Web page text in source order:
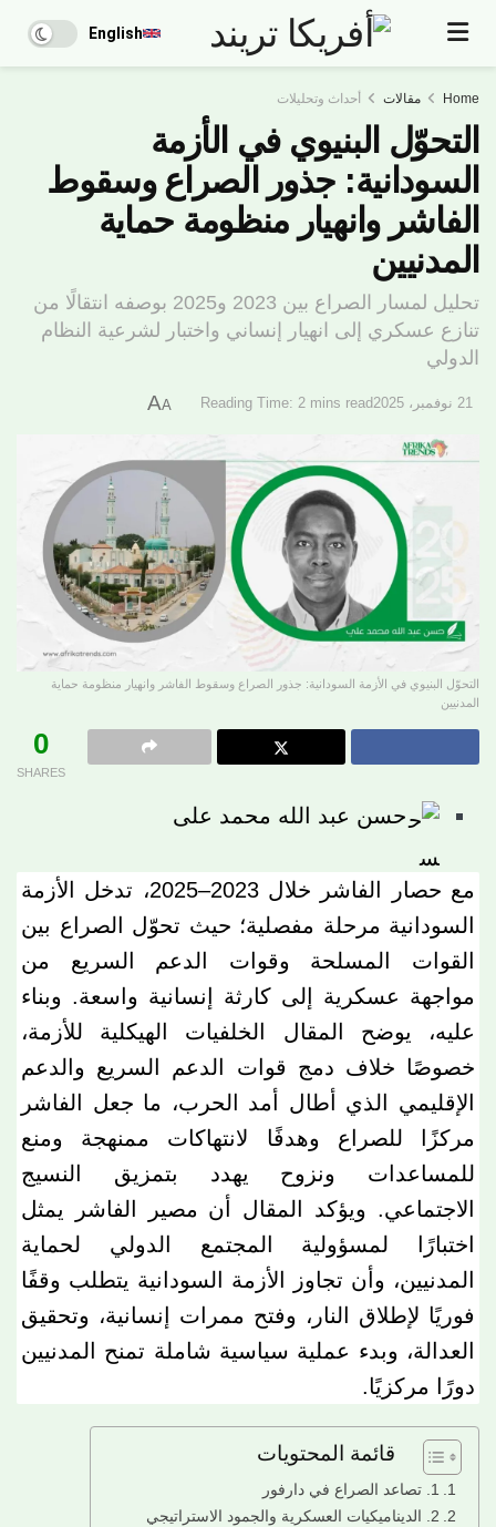
English
Home مقالات أحداث وتحليلات
التحوّل البنيوي في الأزمة
السودانية: جذور الصراع وسقوط
الفاشر وانهيار منظومة حماية
المدنيين
تحليل لمسار الصراع بين 2023 و2025 بوصفه انتقالًا من
تنازع عسكري إلى انهيار إنساني واختبار لشرعية النظام
الدولي
21 نوفمبر، 2025 Reading Time: 2 mins read
A
A
التحوّل البنيوي في الأزمة السودانية: جذور الصراع وسقوط الفاشر وانهيار منظومة حماية
المدنيين
0
SHARES
حسن عبد الله محمد على
مع حصار الفاشر خلال 2023–2025، تدخل الأزمة
السودانية مرحلة مفصلية؛ حيث تحوّل الصراع بين
القوات المسلحة وقوات الدعم السريع من
مواجهة عسكرية إلى كارثة إنسانية واسعة. وبناء
عليه، يوضح المقال الخلفيات الهيكلية للأزمة،
خصوصًا خلاف دمج قوات الدعم السريع والدعم
الإقليمي الذي أطال أمد الحرب، ما جعل الفاشر
مركزًا للصراع وهدفًا لانتهاكات ممنهجة ومنع
للمساعدات ونزوح يهدد بتمزيق النسيج
الاجتماعي. ويؤكد المقال أن مصير الفاشر يمثل
اختبارًا لمسؤولية المجتمع الدولي لحماية
المدنيين، وأن تجاوز الأزمة السودانية يتطلب وقفًا
فوريًا لإطلاق النار، وفتح ممرات إنسانية، وتحقيق
العدالة، وبدء عملية سياسية شاملة تمنح المدنيين
دورًا مركزيًا.
قائمة المحتويات
1. تصاعد الصراع في دارفور
2. الديناميكيات العسكرية والجمود الاستراتيجي